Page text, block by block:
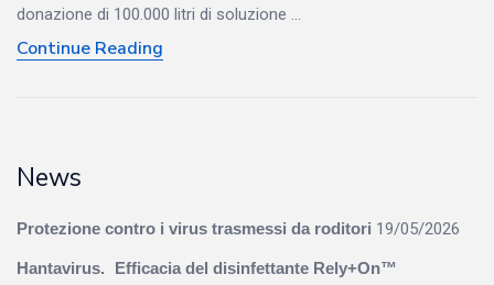
News
Protezione contro i virus trasmessi da roditori 19/05/2026
Hantavirus. Efficacia del disinfettante Rely+On™
donazione di 100.000 litri di soluzione ...
Continue Reading